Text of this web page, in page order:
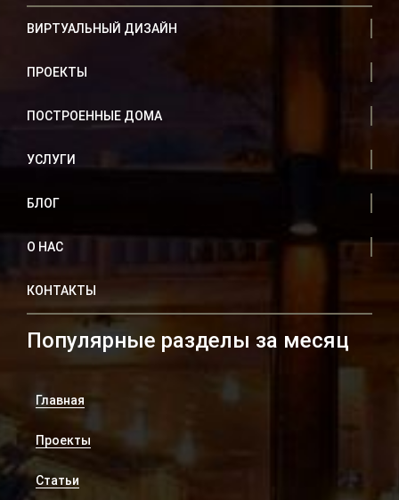
ВИРТУАЛЬНЫЙ ДИЗАЙН
ПРОЕКТЫ
ПОСТРОЕННЫЕ ДОМА
УСЛУГИ
БЛОГ
О НАС
КОНТАКТЫ
Популярные разделы за месяц
Главная
Проекты
Статьи